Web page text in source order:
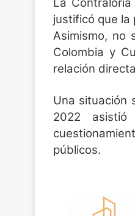
justificó que la
Asimismo, no
Colombia y
relación
Una situación
2022
públicos.